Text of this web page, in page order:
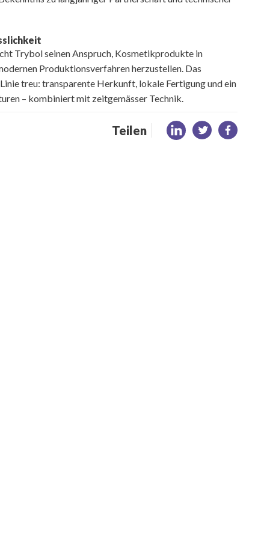
Trybol seinen Anspruch, Kosmetikprodukte in
Produktionsverfahren herzustellen. Das
treu: transparente Herkunft, lokale Fertigung und ein
– kombiniert mit zeitgemässer Technik.
Teilen